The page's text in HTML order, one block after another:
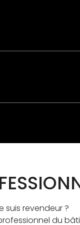
suis revendeur ?
du